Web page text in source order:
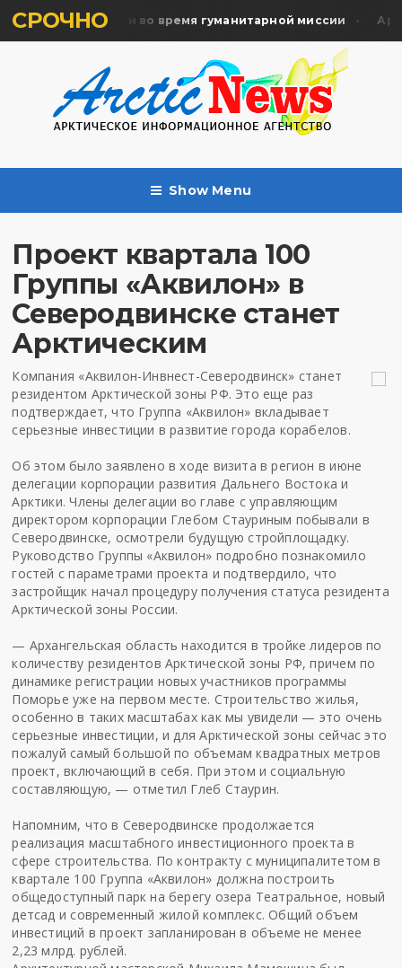
СРОЧНО
жертв почтили во время гуманитарной миссии
Show Menu
Проект квартала 100
Группы «Аквилон» в
Северодвинске станет
Арктическим
Компания «Аквилон-Инвнест-Северодвинск» станет
резидентом Арктической зоны РФ. Это еще раз
подтверждает, что Группа «Аквилон» вкладывает
серьезные инвестиции в развитие города корабелов.
Об этом было заявлено в ходе визита в регион в июне
делегации корпорации развития Дальнего Востока и
Арктики. Члены делегации во главе с управляющим
директором корпорации Глебом Стауриным побывали в
Северодвинске, осмотрели будущую стройплощадку.
Руководство Группы «Аквилон» подробно познакомило
гостей с параметрами проекта и подтвердило, что
застройщик начал процедуру получения статуса резидента
Арктической зоны России.
— Архангельская область находится в тройке лидеров по
количеству резидентов Арктической зоны РФ, причем по
динамике регистрации новых участников программы
Поморье уже на первом месте. Строительство жилья,
особенно в таких масштабах как мы увидели — это очень
серьезные инвестиции, и для Арктической зоны сейчас это
пожалуй самый большой по объемам квадратных метров
проект, включающий в себя. При этом и социальную
составляющую, — отметил Глеб Стаурин.
Напомним, что в Северодвинске продолжается
реализация масштабного инвестиционного проекта в
сфере строительства. По контракту с муниципалитетом в
квартале 100 Группа «Аквилон» должна построить
общедоступный парк на берегу озера Театральное, новый
детсад и современный жилой комплекс. Общий объем
инвестиций в проект запланирован в объеме не менее
2,23 млрд. рублей.